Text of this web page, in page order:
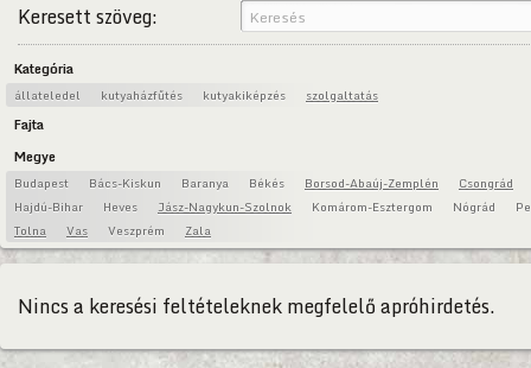
Keresett szöveg:
Kategória
állateledel kutyaházfűtés kutyakiképzés szolgaltatás
Fajta
Megye
Budapest Bács-Kiskun Baranya Békés Borsod-Abaúj-Zemplén
Csongrád
Hajdú-Bihar
Heves Jász-Nagykun-Szolnok Komárom-Esztergom Nógrád
Tolna
Vas Veszprém Zala
Nincs a keresési feltételeknek megfelelő apróhirdetés.